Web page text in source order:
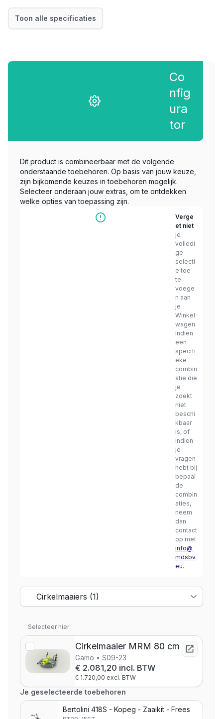
Toon alle specificaties
Co
nfig
ura
tor
Dit product is combineerbaar met de volgende
onderstaande toebehoren. Op basis van jouw keuze,
zijn bijkomende keuzes in toebehoren mogelijk.
Selecteer onderaan jouw extras, om te ontdekken
welke opties van toepassing zijn.
Verge
et niet
je
volledi
ge
selecti
e toe
te
voege
n aan
je
Winkel
wagen.
Indien
een
specifi
eke
combin
atie die
je
zoekt
niet
beschi
kbaar
is, of
indien
je
vragen
hebt bij
bepaal
de
combin
aties,
neem
dan
contact
op met
info@
mdsbv.
eu.
Selecteer hier
Cirkelmaaier MRM 80 cm
Gamo • S09-23
€ 2.081,20 incl. BTW
€ 1.720,00 excl. BTW
Je geselecteerde toebehoren
Bertolini 418S - Kopeg - Zaaikit - Frees